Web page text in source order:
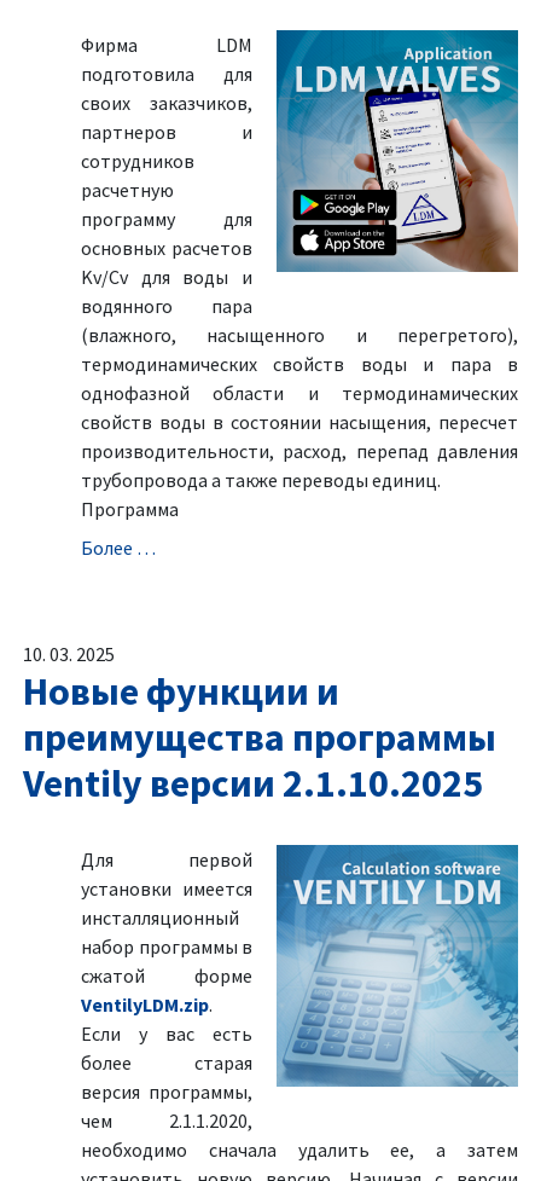
Фирма LDM
подготовила для
своих заказчиков,
партнеров и
сотрудников
расчетную
программу для
основных расчетов
Kv/Cv для воды и
водянного пара
(влажного, насыщенного и перегретого),
термодинамических свойств воды и пара в
однофазной области и термодинамических
свойств воды в состоянии насыщения, пересчет
производительности, расход, перепад давления
трубопровода а также переводы единиц.
Программа
Болeе …
10. 03. 2025
Новые функции и
преимущества программы
Ventily версии 2.1.10.2025
Для первой
установки имеется
инсталляционный
набор программы в
сжатой форме
VentilyLDM.zip.
Если у вас есть
более старая
версия программы,
чем 2.1.1.2020,
необходимо сначала удалить ее, а затем